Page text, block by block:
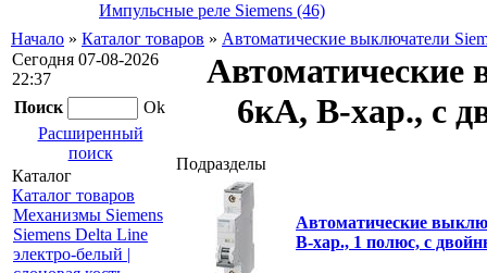
Импульсные реле Siemens (46)
Начало » Каталог товаров » Автоматические выключатели
Сегодня 07-08-2026
22:37
Поиск
Ok
Расширенный
поиск
Каталог
Каталог товаров
Механизмы Siemens
Siemens Delta Line
электро-белый |
Автоматические
6кА, B-хар., с
Подразделы
Автоматические
B-хар., 1 полюс, с